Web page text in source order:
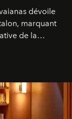
dévoile
marquant
de la